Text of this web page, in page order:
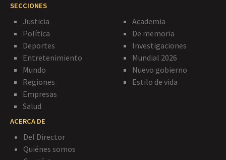
SECCIONES
Justicia
Política
Deportes
Entretenimiento
Mundo
Regiones
Empresas
Salud
Academia
De memoria
Investigaciones
Mundial 2026
Nuevo gobierno
Estilo de vida
ACERCA DE
Del Director
Quiénes somos